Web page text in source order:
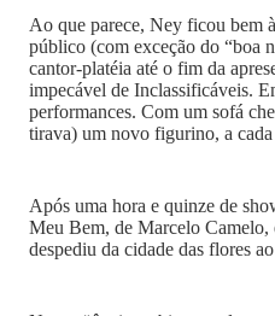
Ao que parece, Ney ficou bem
público (com exceção do “boa
cantor-platéia até o fim da
impecável de Inclassificáveis.
performances. Com um sofá
tirava) um novo figurino, a
Após uma hora e quinze de
Meu Bem, de Marcelo Camelo,
despediu da cidade das flores